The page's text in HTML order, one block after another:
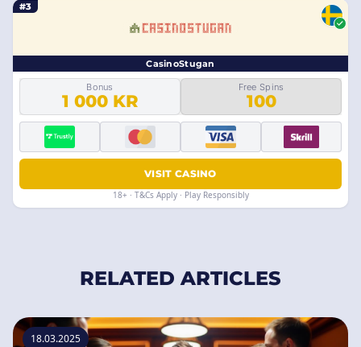
#3
CasinoStugan
Bonus
1 000 KR
Free Spins
100
VISIT CASINO
18+ · T&Cs Apply · Play Responsibly
RELATED ARTICLES
18.03.2025